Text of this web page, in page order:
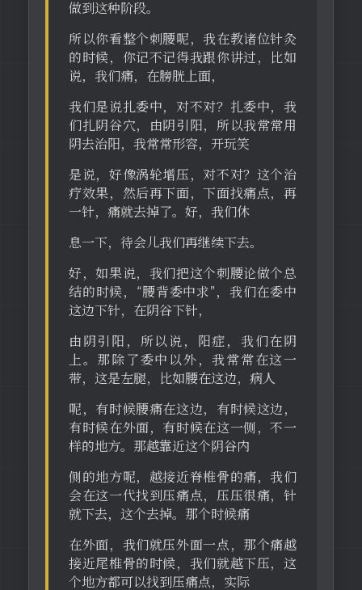
做到这种阶段。
所以你看整个刺腰呢，我在教诸位针灸
的时候，你记不记得我跟你讲过，比如
说，我们痛，在膀胱上面，
我们是说扎委中，对不对？扎委中，我
们扎阴谷穴，由阴引阳，所以我常常用
阴去治阳，我常常形容，开玩笑
是说，好像涡轮增压，对不对？这个治
疗效果，然后再下面，下面找痛点，再
一针，痛就去掉了。好，我们休
息一下，待会儿我们再继续下去。
好，如果说，我们把这个刺腰论做个总
结的时候，“腰背委中求”，我们在委中
这边下针，在阴谷下针，
由阴引阳，所以说，阳症，我们在阴
上。那除了委中以外，我常常在这一
带，这是左腿，比如腰在这边，病人
呢，有时候腰痛在这边，有时候这边，
有时候在外面，有时候在这一侧，不一
样的地方。那越靠近这个阴谷内
侧的地方呢，越接近脊椎骨的痛，我们
会在这一代找到压痛点，压压很痛，针
就下去，这个去掉。那个时候痛
在外面，我们就压外面一点，那个痛越
接近尾椎骨的时候，我们就越下压，这
个地方都可以找到压痛点，实际